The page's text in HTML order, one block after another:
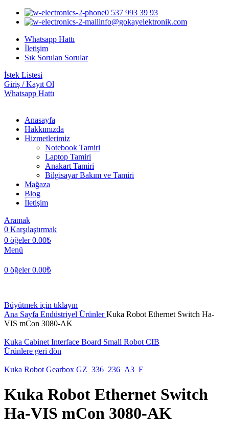
0 537 993 39 93
info@gokayelektronik.com
Whatsapp Hattı
İletişim
Sık Sorulan Sorular
İstek Listesi
Giriş / Kayıt Ol
Whatsapp Hattı
Anasayfa
Hakkımızda
Hizmetlerimiz
Notebook Tamiri
Laptop Tamiri
Anakart Tamiri
Bilgisayar Bakım ve Tamiri
Mağaza
Blog
İletişim
Aramak
0 Karşılaştırmak
0 öğeler 0.00₺
Menü
0 öğeler 0.00₺
Büyütmek için tıklayın
Ana Sayfa Endüstriyel ÜrünlerKuka Robot Ethernet Switch Ha-
VIS mCon 3080-AK
Kuka Cabinet Interface Board Small Robot CIB
Ürünlere geri dön
Kuka Robot Gearbox GZ_336_236_A3_F
Kuka Robot Ethernet Switch
Ha-VIS mCon 3080-AK